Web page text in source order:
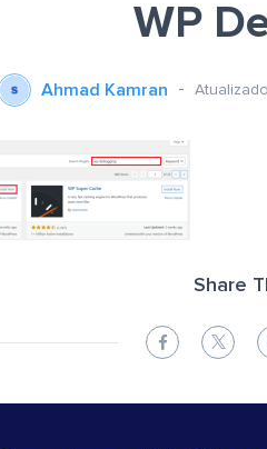
WP
Ahmad Kamran
Share